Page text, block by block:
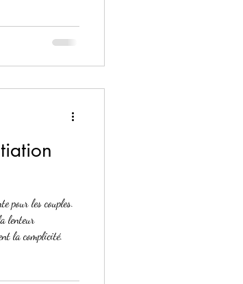
pour les couples.
lenteur
la complicité.